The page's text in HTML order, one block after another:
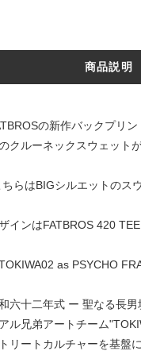
商品説明
の新作バックプリ
のクルーネックスウェット
ちらはBIGシルエットのス
インはFATBROS 420
TOKIWA02 as PSYCHO
六十二年式 ー 聖なる長男
ル兄弟アートチーム
リートカルチャーを基盤